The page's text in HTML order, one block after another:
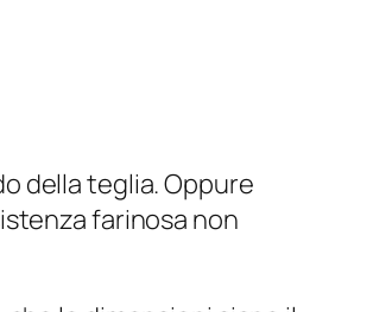
della teglia. Oppure
farinosa non